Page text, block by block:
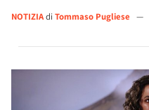
NOTIZIAdi Tommaso Pugliese —